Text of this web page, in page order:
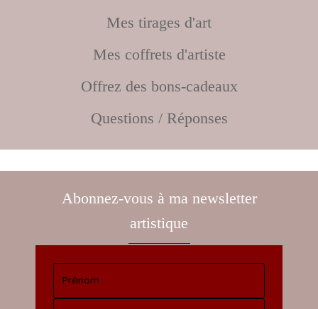
Mes tirages d'art
Mes coffrets d'artiste
Offrez des bons-cadeaux
Questions / Réponses
Abonnez-vous à ma newsletter
artistique